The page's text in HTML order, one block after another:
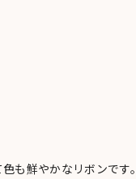
も鮮やかなリボンです。